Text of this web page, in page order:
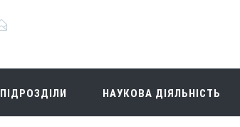
ПІДРОЗДІЛИ НАУКОВА ДІЯЛЬНІСТЬ